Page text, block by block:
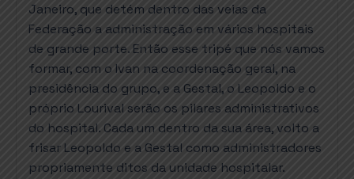
Janeiro, que detém dentro das veias da
Federação a administração em vários hospitais
de grande porte. Então esse tripé que nós vamos
formar, com o Ivan na coordenação geral, na
presidência do grupo, e a Gestal, o Leopoldo e o
próprio Lourival serão os pilares administrativos
do hospital. Cada um dentro da sua área, volto a
frisar Leopoldo e a Gestal como administradores
propriamente ditos da unidade hospitalar.